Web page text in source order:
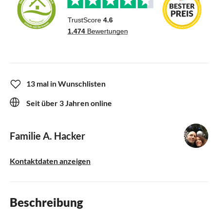
13 mal in Wunschlisten
Seit über 3 Jahren online
Familie A. Hacker
Kontaktdaten anzeigen
Beschreibung